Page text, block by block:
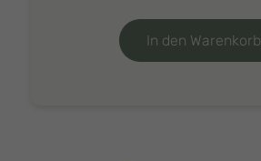
In den Warenkorb